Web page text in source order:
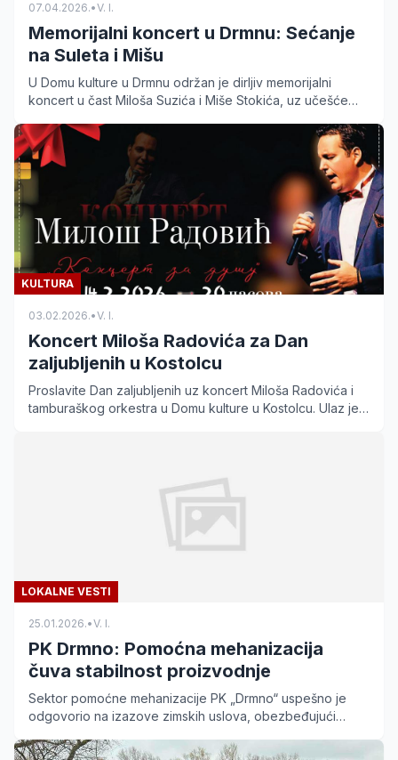
07.04.2026.•V. I.
Memorijalni koncert u Drmnu: Sećanje
na Suleta i Mišu
U Domu kulture u Drmnu održan je dirljiv memorijalni
koncert u čast Miloša Suzića i Miše Stokića, uz učešće
KULTURA
03.02.2026.•V. I.
Koncert Miloša Radovića za Dan
zaljubljenih u Kostolcu
Proslavite Dan zaljubljenih uz koncert Miloša Radovića i
tamburaškog orkestra u Domu kulture u Kostolcu. Ulaz je
LOKALNE VESTI
25.01.2026.•V. I.
PK Drmno: Pomoćna mehanizacija
čuva stabilnost proizvodnje
Sektor pomoćne mehanizacije PK „Drmno“ uspešno je
odgovorio na izazove zimskih uslova, obezbeđujući
područjima.